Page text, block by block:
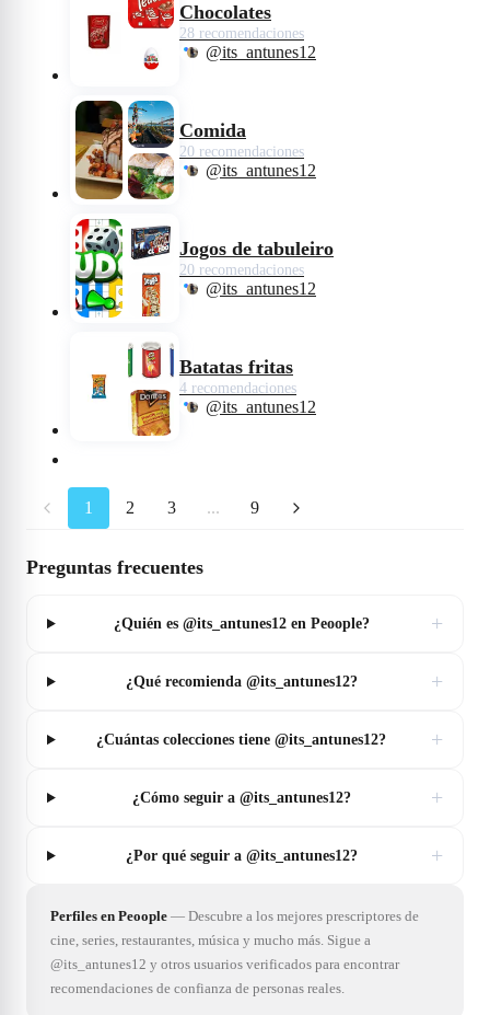
Chocolates
28 recomendaciones
@its_antunes12
Comida
20 recomendaciones
@its_antunes12
Jogos de tabuleiro
20 recomendaciones
@its_antunes12
Batatas fritas
4 recomendaciones
@its_antunes12
1 2 3 ... 9
Preguntas frecuentes
¿Quién es @its_antunes12 en Peoople? +
¿Qué recomienda @its_antunes12? +
¿Cuántas colecciones tiene @its_antunes12? +
¿Cómo seguir a @its_antunes12? +
¿Por qué seguir a @its_antunes12? +
Perfiles en Peoople — Descubre a los mejores prescriptores de
cine, series, restaurantes, música y mucho más. Sigue a
@its_antunes12 y otros usuarios verificados para encontrar
recomendaciones de confianza de personas reales.